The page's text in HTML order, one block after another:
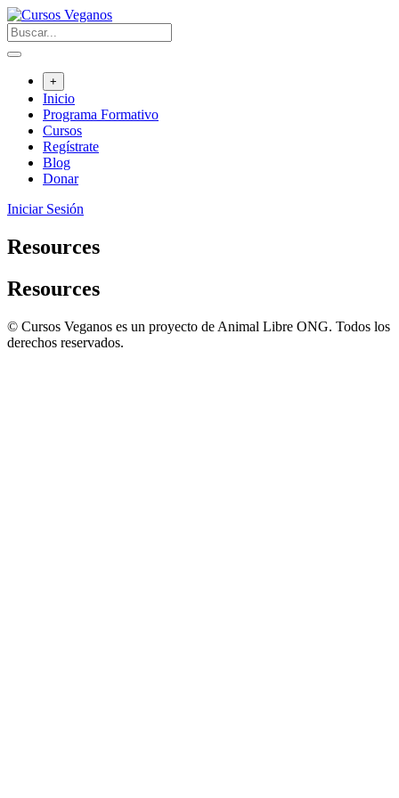
Saltar
al
contenido
+
Inicio
Programa Formativo
Cursos
Regístrate
Blog
Donar
Iniciar Sesión
Resources
Resources
© Cursos Veganos es un proyecto de Animal Libre ONG. Todos los
derechos reservados.